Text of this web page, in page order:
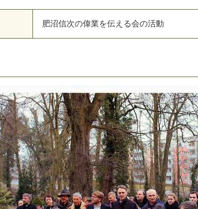
肥沼信次の偉業を伝え る会の活動